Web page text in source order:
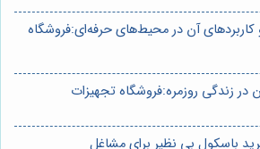
آن در محیط‌های حرفه‌ای:فروشگاه
در زندگی روزمره:فروشگاه تجهیزات
باسکول بی نظیر برای مشاغل